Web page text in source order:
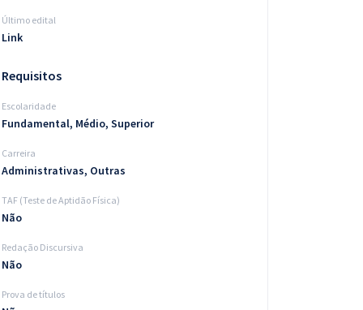
Último edital
Link
Requisitos
Escolaridade
Fundamental, Médio, Superior
Carreira
Administrativas, Outras
TAF (Teste de Aptidão Física)
Não
Redação Discursiva
Não
Prova de títulos